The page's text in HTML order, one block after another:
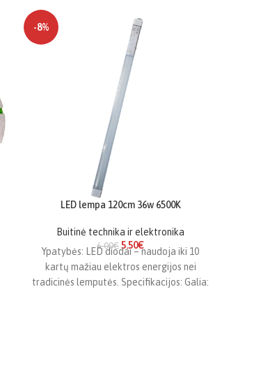
-8%
LED lempa 120cm 36w 6500K
Buitinė technika ir elektronika
6.00€ 5.50€
Ypatybės: LED diodai – naudoja iki 10
kartų mažiau elektros energijos nei
tradicinės lemputės. Specifikacijos: Galia: